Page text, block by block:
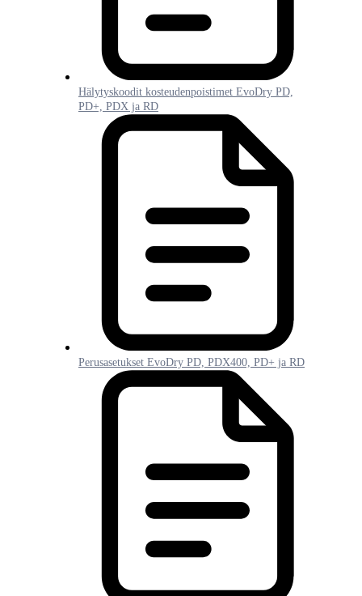
Hälytyskoodit kosteudenpoistimet EvoDry PD,
PD+, PDX ja RD
Perusasetukset EvoDry PD, PDX400, PD+ ja RD